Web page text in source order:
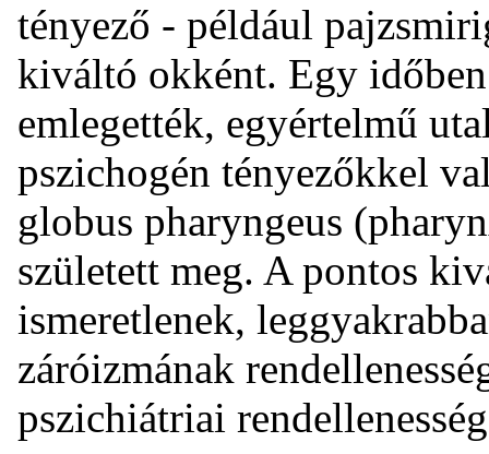
tényező - például
kiváltó okként. Egy
emlegették, egyértelmű
pszichogén tényezőkkel
globus pharyngeus
született meg. A pontos
ismeretlenek,
záróizmának
pszichiátriai